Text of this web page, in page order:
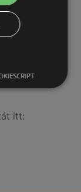
itt:
itt: